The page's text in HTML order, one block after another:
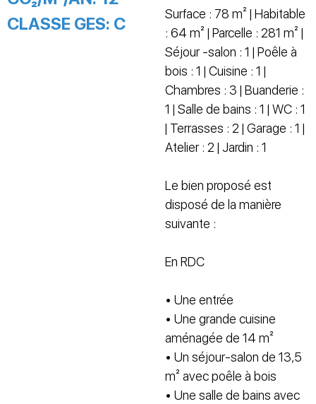
CLASSE GES: C
Surface : 78 m² | Habitable
: 64 m² | Parcelle : 281 m² |
Séjour -salon : 1 | Poêle à
bois : 1 | Cuisine : 1 |
Chambres : 3 | Buanderie :
1 | Salle de bains : 1 | WC : 1
| Terrasses : 2 | Garage : 1 |
Atelier : 2 | Jardin : 1
Le bien proposé est
disposé de la manière
suivante :
En RDC
• Une entrée
• Une grande cuisine
aménagée de 14 m²
• Un séjour-salon de 13,5
m² avec poêle à bois
• Une salle de bains avec